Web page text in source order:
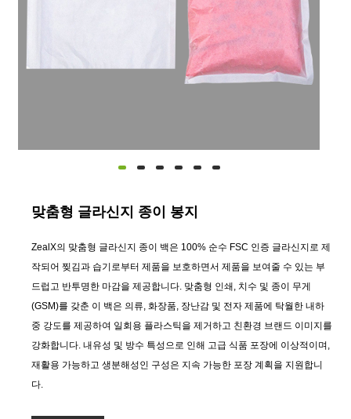
맞춤형 글라신지 종이 봉지
ZealX의 맞춤형 글라신지 종이 백은 100% 순수 FSC 인증 글라신지로 제
작되어 찢김과 습기로부터 제품을 보호하면서 제품을 보여줄 수 있는 부
드럽고 반투명한 마감을 제공합니다. 맞춤형 인쇄, 치수 및 종이 무게
(GSM)를 갖춘 이 백은 의류, 화장품, 장난감 및 전자 제품에 탁월한 내하
중 강도를 제공하여 일회용 플라스틱을 제거하고 친환경 브랜드 이미지를
강화합니다. 내유성 및 방수 특성으로 인해 고급 식품 포장에 이상적이며,
재활용 가능하고 생분해성인 구성은 지속 가능한 포장 계획을 지원합니
다.